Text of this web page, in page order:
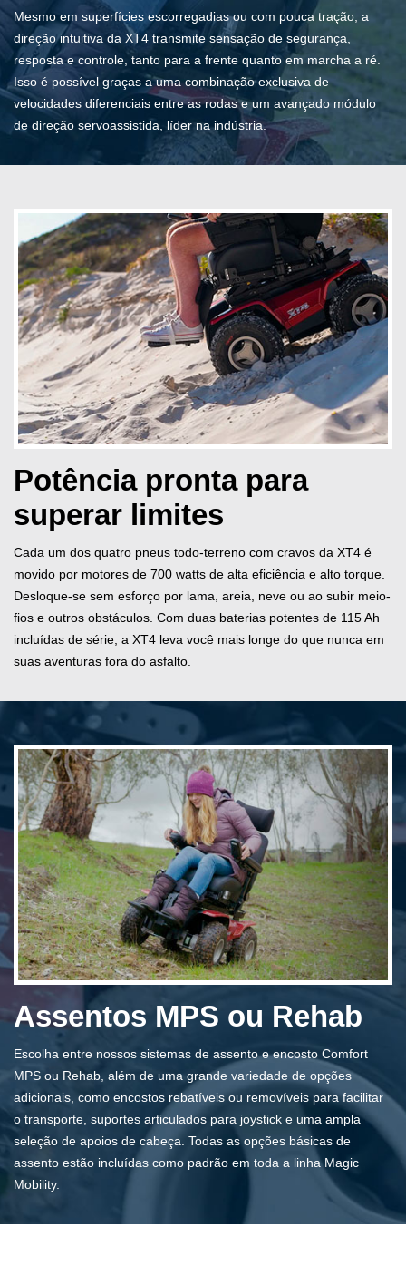
Mesmo em superfícies escorregadias ou com pouca tração, a
direção intuitiva da XT4 transmite sensação de segurança,
resposta e controle, tanto para a frente quanto em marcha a ré.
Isso é possível graças a uma combinação exclusiva de
velocidades diferenciais entre as rodas e um avançado módulo
de direção servoassistida, líder na indústria.
Potência pronta para
superar limites
Cada um dos quatro pneus todo-terreno com cravos da XT4 é
movido por motores de 700 watts de alta eficiência e alto torque.
Desloque-se sem esforço por lama, areia, neve ou ao subir meio-
fios e outros obstáculos. Com duas baterias potentes de 115 Ah
incluídas de série, a XT4 leva você mais longe do que nunca em
suas aventuras fora do asfalto.
Assentos MPS ou Rehab
Escolha entre nossos sistemas de assento e encosto Comfort
MPS ou Rehab, além de uma grande variedade de opções
adicionais, como encostos rebatíveis ou removíveis para facilitar
o transporte, suportes articulados para joystick e uma ampla
seleção de apoios de cabeça. Todas as opções básicas de
assento estão incluídas como padrão em toda a linha Magic
Mobility.